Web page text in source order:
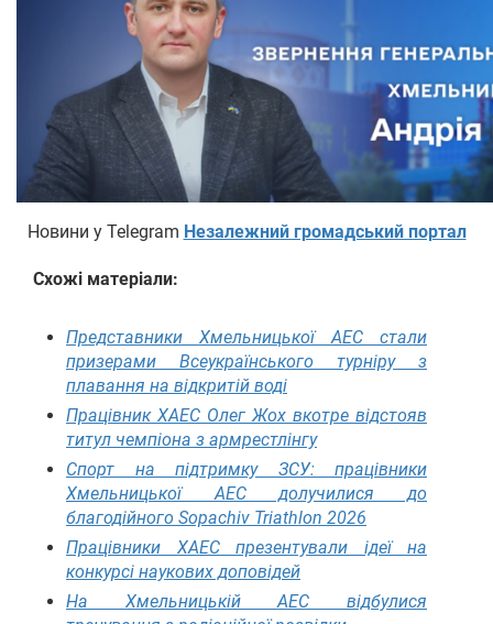
Новини у Telegram Незалежний громадський портал
Схожі матеріали:
Представники Хмельницької АЕС стали
призерами Всеукраїнського турніру з
плавання на відкритій воді
Працівник ХАЕС Олег Жох вкотре відстояв
титул чемпіона з армрестлінгу
Спорт на підтримку ЗСУ: працівники
Хмельницької АЕС долучилися до
благодійного Sopachiv Triathlon 2026
Працівники ХАЕС презентували ідеї на
конкурсі наукових доповідей
На Хмельницькій АЕС відбулися